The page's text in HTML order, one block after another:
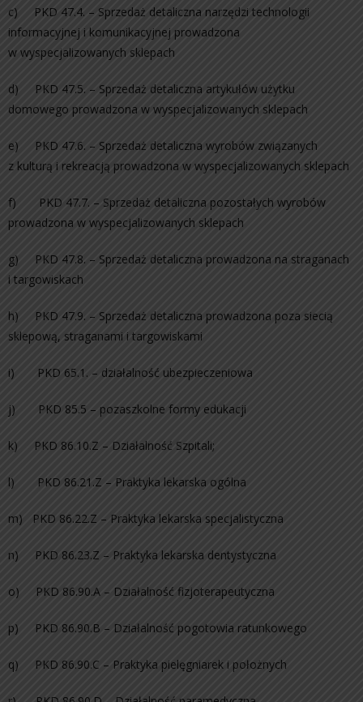
c) PKD 47.4. – Sprzedaż detaliczna narzędzi technologii
informacyjnej i komunikacyjnej prowadzona
w wyspecjalizowanych sklepach
d) PKD 47.5. – Sprzedaż detaliczna artykułów użytku
domowego prowadzona w wyspecjalizowanych sklepach
e) PKD 47.6. – Sprzedaż detaliczna wyrobów związanych
z kulturą i rekreacją prowadzona w wyspecjalizowanych sklepach
f) PKD 47.7. – Sprzedaż detaliczna pozostałych wyrobów
prowadzona w wyspecjalizowanych sklepach
g) PKD 47.8. – Sprzedaż detaliczna prowadzona na straganach
i targowiskach
h) PKD 47.9. – Sprzedaż detaliczna prowadzona poza siecią
sklepową, straganami i targowiskami
i) PKD 65.1. – działalność ubezpieczeniowa
j) PKD 85.5 – pozaszkolne formy edukacji
k) PKD 86.10.Z – Działalność Szpitali;
l) PKD 86.21.Z – Praktyka lekarska ogólna
m) PKD 86.22.Z – Praktyka lekarska specjalistyczna
n) PKD 86.23.Z – Praktyka lekarska dentystyczna
o) PKD 86.90.A – Działalność fizjoterapeutyczna
p) PKD 86.90.B – Działalność pogotowia ratunkowego
q) PKD 86.90.C – Praktyka pielęgniarek i położnych